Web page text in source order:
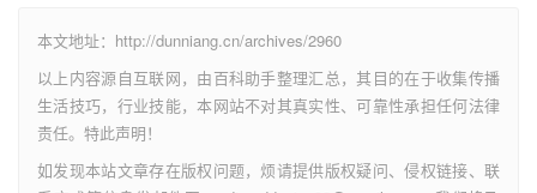
本文地址：http://dunniang.cn/archives/2960
以上内容源自互联网，由百科助手整理汇总，其目的在于收集传播
生活技巧，行业技能，本网站不对其真实性、可靠性承担任何法律
责任。特此声明！
如发现本站文章存在版权问题，烦请提供版权疑问、侵权链接、联